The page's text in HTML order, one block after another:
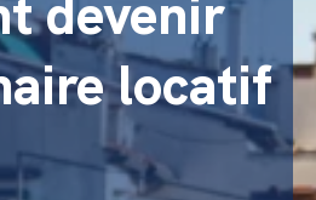
devenir
locatif